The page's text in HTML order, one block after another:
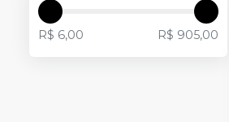
R$ 6,00 R$ 905,00